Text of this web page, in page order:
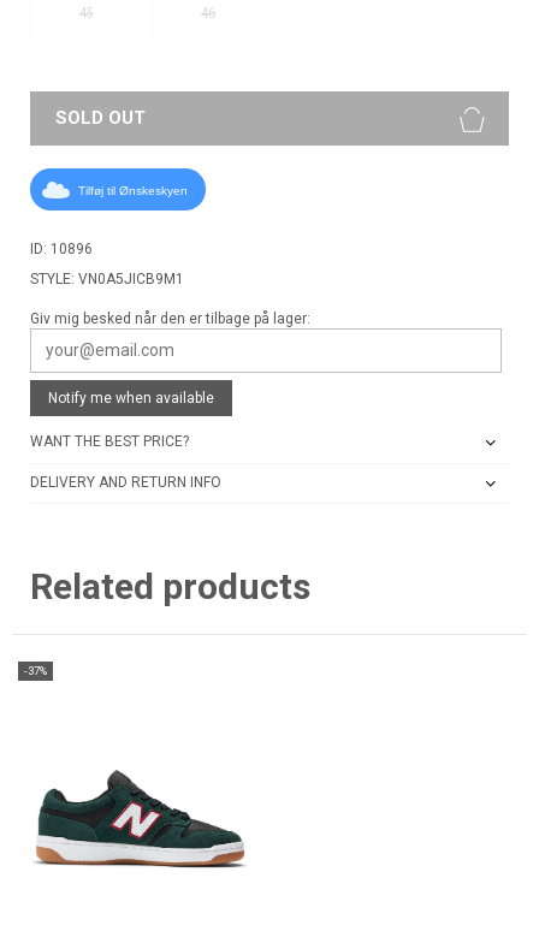
45 46
SOLD OUT
Tilføj til Ønskeskyen
ID: 10896
STYLE: VN0A5JICB9M1
Giv mig besked når den er tilbage på lager:
Notify me when available
WANT THE BEST PRICE?
DELIVERY AND RETURN INFO
Related products
-37%